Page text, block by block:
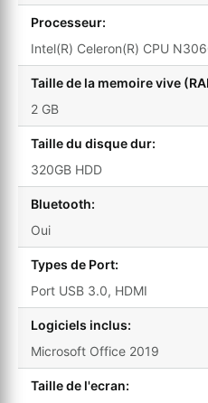
Processeur:
Intel(R) Celeron(R) CPU
Taille de la memoire vive
2 GB
Taille du disque dur:
320GB HDD
Bluetooth:
Oui
Types de Port:
Port USB 3.0, HDMI
Logiciels inclus:
Microsoft Office 2019
Taille de l'ecran: